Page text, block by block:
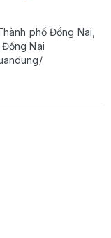
phố Đồng Nai,
Nai